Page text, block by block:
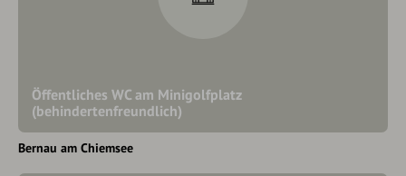
Öffentliches WC am Minigolfplatz
(behindertenfreundlich)
Bernau am Chiemsee